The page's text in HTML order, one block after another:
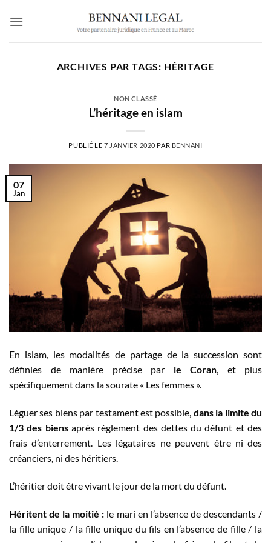
ARCHIVES PAR TAGS: HÉRITAGE
NON CLASSÉ
L’héritage en islam
PUBLIÉ LE7 JANVIER 2020 PAR BENNANI
07
Jan
En islam, les modalités de partage de la succession sont
définies de manière précise par le Coran, et plus
spécifiquement dans la sourate « Les femmes ».
Léguer ses biens par testament est possible, dans la limite du
1/3 des biensaprès règlement des dettes du défunt et des
frais d’enterrement. Les légataires ne peuvent être ni des
créanciers, ni des héritiers.
L’héritier doit être vivant le jour de la mort du défunt.
Héritent de la moitié : le mari en l’absence de descendants /
la fille unique / la fille unique du fils en l’absence de fille / la